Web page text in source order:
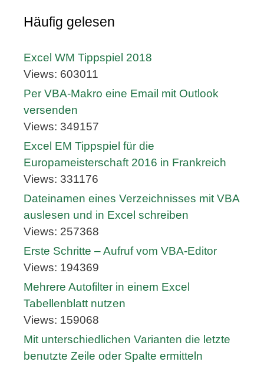
Häufig gelesen
Excel WM Tippspiel 2018
Views: 603011
Per VBA-Makro eine Email mit Outlook
versenden
Views: 349157
Excel EM Tippspiel für die
Europameisterschaft 2016 in Frankreich
Views: 331176
Dateinamen eines Verzeichnisses mit VBA
auslesen und in Excel schreiben
Views: 257368
Erste Schritte – Aufruf vom VBA-Editor
Views: 194369
Mehrere Autofilter in einem Excel
Tabellenblatt nutzen
Views: 159068
Mit unterschiedlichen Varianten die letzte
benutzte Zeile oder Spalte ermitteln